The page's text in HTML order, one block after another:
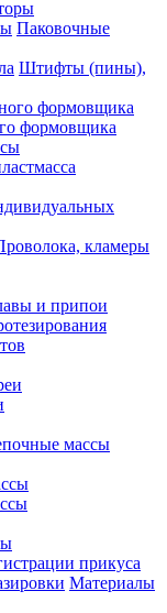
Паковочные
Штифты (пины),
формовщика
кламеры
и припои
массы
прикуса
Материалы